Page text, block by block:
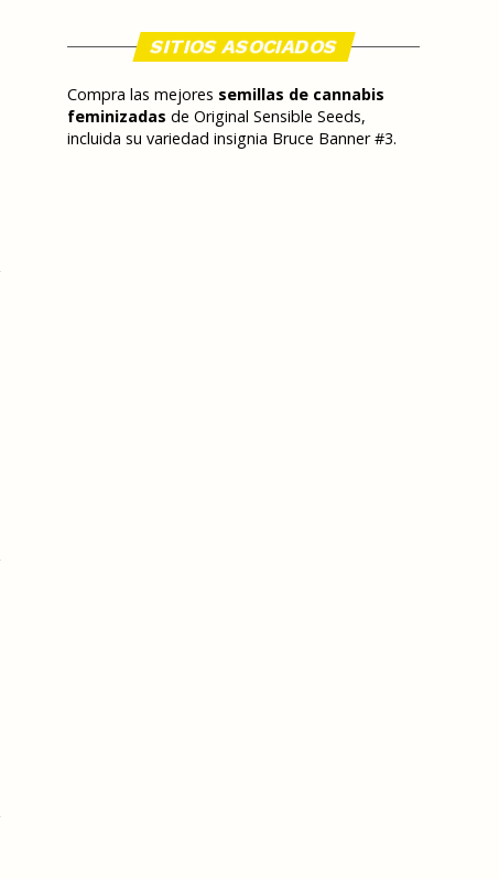
SITIOS ASOCIADOS
Compra las mejores semillas de cannabis
feminizadas de Original Sensible Seeds,
incluida su variedad insignia Bruce Banner #3.